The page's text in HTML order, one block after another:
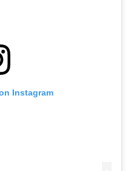
Instagram